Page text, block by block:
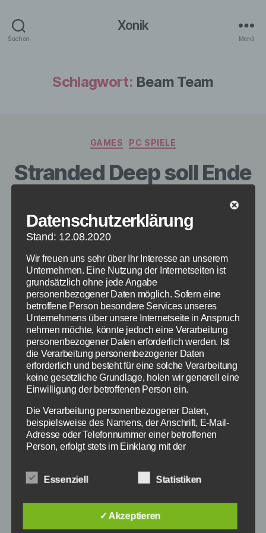
Suchen
Xonik
Menü
Schlagwort: Beam Team
Kategorien
GAMES PC SPIELE
Stranded Deep soll Ende
Beitragsautor
Vonredaktion Veröffentlichungsdatum
14. Februar 2015
Screenshot zum Survival Game Stranded Deep -
Bildquelle: Beam Team Games Studio
Ende 2015 soll das Survial-Game Stranded Deep
fertig sein, bereits jetzt kann das Spiel auf
steht Stranded Deep nämlich bereits zum Kauf
bereit und wurde von Beam Team Games
Datenschutzerklärung
Stand: 12.08.2020
Wir freuen uns sehr über Ihr Interesse an unserem
Unternehmen. Eine Nutzung der Internetseiten ist
grundsätzlich ohne jede Angabe
personenbezogener Daten möglich. Sofern eine
betroffene Person besondere Services unseres
Unternehmens über unsere Internetseite in Anspruch
nehmen möchte, könnte jedoch eine Verarbeitung
personenbezogener Daten erforderlich werden. Ist
die Verarbeitung personenbezogener Daten
erforderlich und besteht für eine solche Verarbeitung
keine gesetzliche Grundlage, holen wir generell eine
Einwilligung der betroffenen Person ein.
Die Verarbeitung personenbezogener Daten,
beispielsweise des Namens, der Anschrift, E-Mail-
Adresse oder Telefonnummer einer betroffenen
Person, erfolgt stets im Einklang mit der
Übereinstimmung mit den für uns geltenden
landesspezifischen Datenschutzbestimmungen.
Unternehmen die Öffentlichkeit über Art, Umfang und
Zweck der von uns erhobenen, genutzten und
verarbeiteten personenbezogenen Daten
Essenziell Statistiken
✓ Akzeptieren